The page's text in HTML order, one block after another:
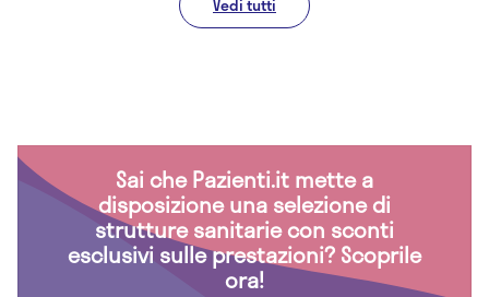
Vedi tutti
Sai che Pazienti.it mette a
disposizione una selezione di
strutture sanitarie con sconti
esclusivi sulle prestazioni? Scoprile
ora!